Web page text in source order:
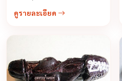
ยอดเครื่องรางเมตตามหาอำนาจ
ดูรายละเอียด